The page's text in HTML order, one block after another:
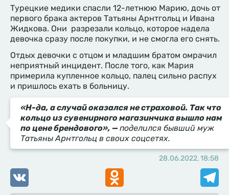
Турецкие медики спасли 12-летнюю Марию, дочь от
первого брака актеров Татьяны Арнтгольц и Ивана
Жидкова. Они разрезали кольцо, которое надела
девочка сразу после покупки, и не смогла его снять.
Отдых девочки с отцом и младшим братом омрачил
неприятный инцидент. После того, как Мария
примерила купленное кольцо, палец сильно распух
и пришлось ехать в больницу.
«Н-да, а случай оказался не страховой. Так что
кольцо из сувенирного магазинчика вышло нам
по цене брендового», —поделился бывший муж
Татьяны Арнтгольц в своих соцсетях.
28.06.2022, 18:58
VK Odnoklassniki